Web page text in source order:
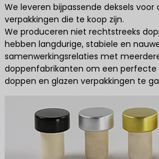
We leveren bijpassende deksels voor
verpakkingen die te koop zijn.
We produceren niet rechtstreeks
hebben langdurige, stabiele en
samenwerkingsrelaties met
doppenfabrikanten om een
doppen en glazen verpakkingen te